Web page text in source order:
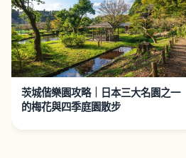
茨城偕樂園攻略｜日本三大名園之一
的梅花與四季庭園散步